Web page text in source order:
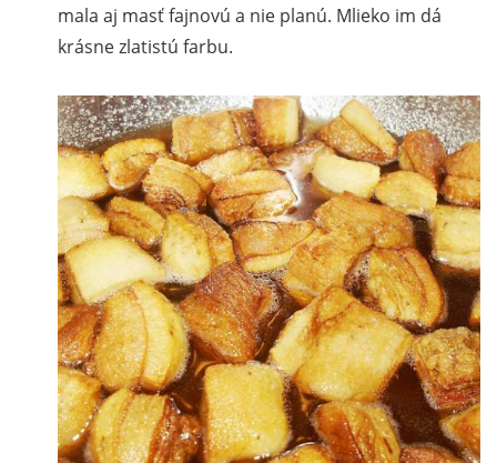
mala aj masť fajnovú a nie planú. Mlieko im dá
krásne zlatistú farbu.